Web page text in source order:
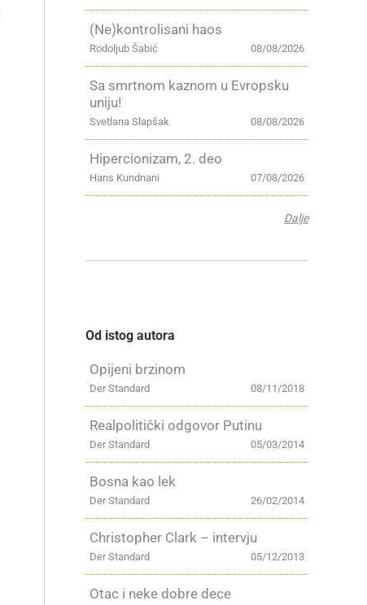
(Ne)kontrolisani haos
08/08/2026
Rodoljub Šabić
Sa smrtnom kaznom u Evropsku
uniju!
08/08/2026
Svetlana Slapšak
Hipercionizam, 2. deo
07/08/2026
Hans Kundnani
Dalje
Od istog autora
Opijeni brzinom
08/11/2018
Der Standard
Realpolitički odgovor Putinu
05/03/2014
Der Standard
Bosna kao lek
26/02/2014
Der Standard
Christopher Clark – intervju
05/12/2013
Der Standard
Otac i neke dobre dece